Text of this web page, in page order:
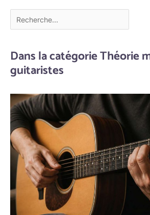
Dans la catégorie Théorie
guitaristes